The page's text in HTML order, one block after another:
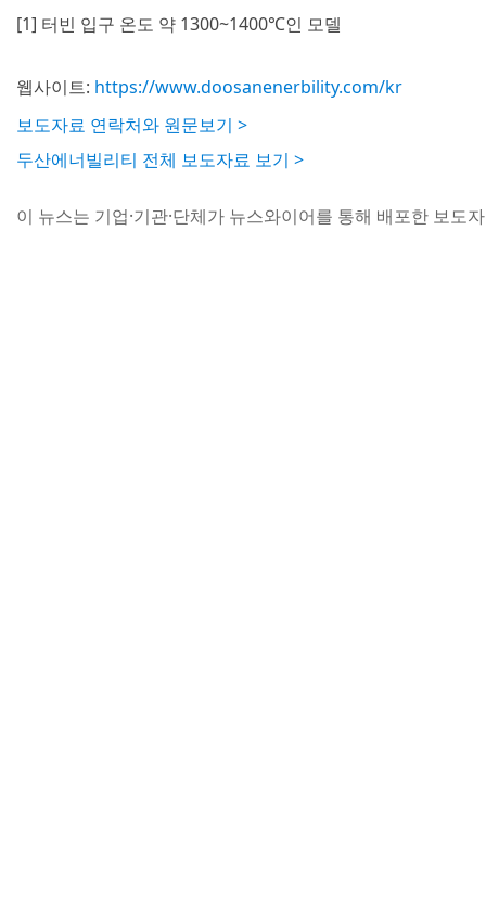
[1] 터빈 입구 온도 약 1300~1400℃인 모델
웹사이트: https://www.doosanenerbility.com/kr
보도자료 연락처와 원문보기 >
두산에너빌리티 전체 보도자료 보기 >
이 뉴스는 기업·기관·단체가 뉴스와이어를 통해 배포한 보도